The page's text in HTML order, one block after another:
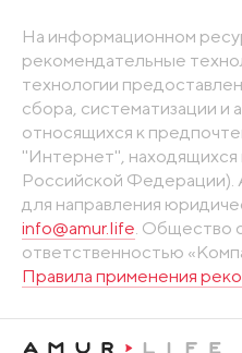
На информационном
рекомендательные
технологии
сбора, систематизации и
относящихся к
"Интернет", находящихся
Российской Федерации).
для направления
info@amur.life . Общество
ответственностью
Правила применения